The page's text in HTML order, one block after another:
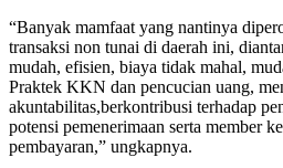
“Banyak mamfaat yang nantinya
transaksi non tunai di daerah ini,
mudah, efisien, biaya tidak mahal,
Praktek KKN dan pencucian uang,
akuntabilitas,berkontribusi terhadap
potensi pemenerimaan serta member
pembayaran,” ungkapnya.